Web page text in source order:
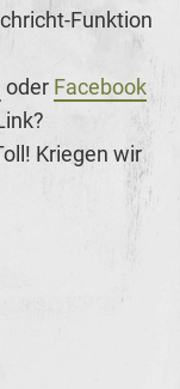
Funktion
oder Facebook
Kriegen wir